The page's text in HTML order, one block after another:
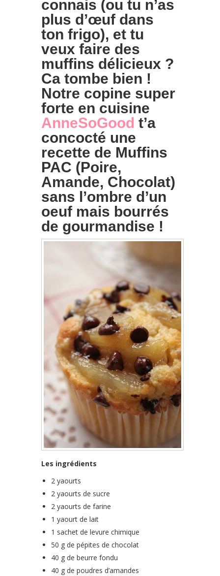
connais (ou tu n’as
plus d’œuf dans
ton frigo), et tu
veux faire des
muffins délicieux ?
Ca tombe bien !
Notre copine super
forte en cuisine
AnneSoGood t’a
concocté une
recette de Muffins
PAC (Poire,
Amande, Chocolat)
sans l’ombre d’un
oeuf mais bourrés
de gourmandise !
Les ingrédients
2 yaourts
2 yaourts de sucre
2 yaourts de farine
1 yaourt de lait
1 sachet de levure chimique
50 g de pépites de chocolat
40 g de beurre fondu
40 g de poudres d’amandes